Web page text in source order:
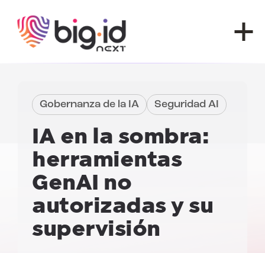
Gobernanza de la IA Seguridad AI
IA en la sombra:
herramientas
GenAI no
autorizadas y su
supervisión